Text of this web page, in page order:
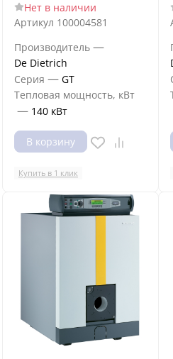
Нет в наличии
Артикул 100004581
Производитель —
De Dietrich
Серия — GT
Тепловая мощность, кВт
— 140 кВт
В корзину
Купить в 1 клик